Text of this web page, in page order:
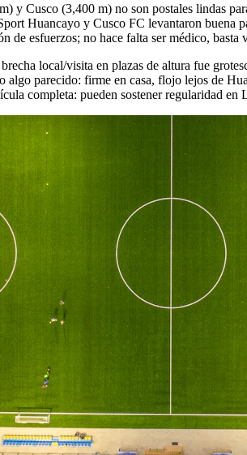
y Cusco (3,400 m) no son postales lindas
Huancayo y Cusco FC levantaron
de esfuerzos; no hace falta ser médico,
local/visita en plazas de altura fue
algo parecido: firme en casa, flojo lejos de
completa: pueden sostener regularidad